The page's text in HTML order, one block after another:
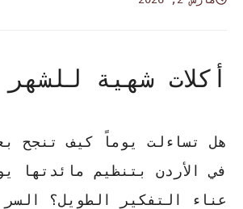
أكلات شهية للشهر
هل تساءلت يوماً كيف تنجح
في الأردن بتنظيم مائدتها
عناء التفكير الطويل؟